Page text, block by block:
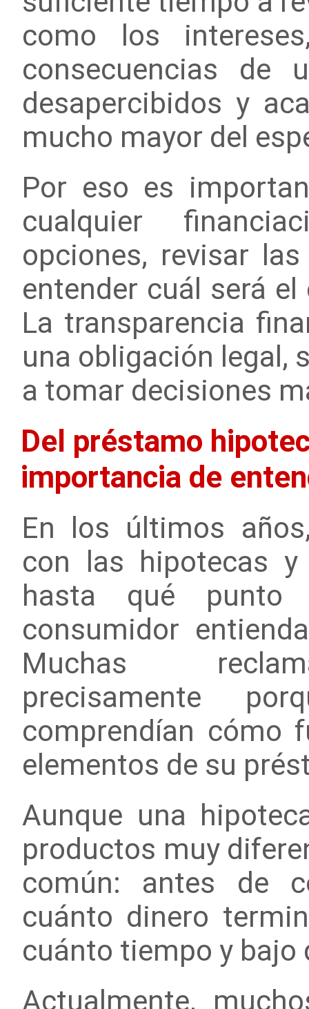
como los
consecuencias de
desapercibidos y
mucho mayor del
Por eso es
cualquier
opciones, revisar
entender cuál será
La transparencia
una obligación legal,
a tomar decisiones
Del préstamo
importancia de
En los últimos
con las hipotecas y
hasta qué
consumidor
Muchas
precisamente
comprendían cómo
elementos de su
Aunque una
productos muy
común: antes de
cuánto dinero
cuánto tiempo y bajo
Actualmente,